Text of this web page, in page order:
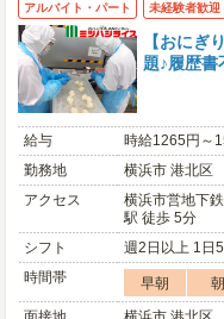
アルバイト・パート 未経験者歓迎
【おにぎ
題♪履歴
給与
時給1265円～
勤務地
横浜市 港北区
アクセス
横浜市営地下
駅 徒歩 5分
シフト
週2日以上 1日
時間帯
早朝 朝